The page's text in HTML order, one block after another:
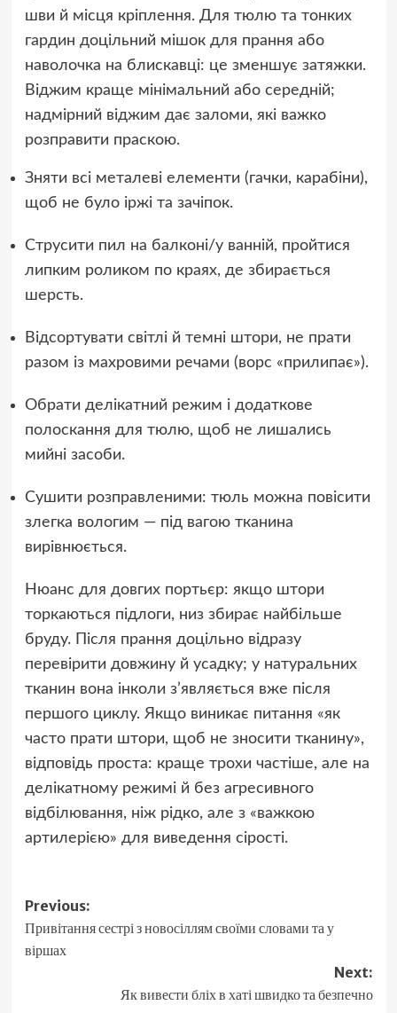
шви й місця кріплення. Для тюлю та тонких
гардин доцільний мішок для прання або
наволочка на блискавці: це зменшує затяжки.
Віджим краще мінімальний або середній;
надмірний віджим дає заломи, які важко
розправити праскою.
Зняти всі металеві елементи (гачки, карабіни),
щоб не було іржі та зачіпок.
Струсити пил на балконі/у ванній, пройтися
липким роликом по краях, де збирається
шерсть.
Відсортувати світлі й темні штори, не прати
разом із махровими речами (ворс «прилипає»).
Обрати делікатний режим і додаткове
полоскання для тюлю, щоб не лишались
мийні засоби.
Сушити розправленими: тюль можна повісити
злегка вологим — під вагою тканина
вирівнюється.
Нюанс для довгих портьєр: якщо штори
торкаються підлоги, низ збирає найбільше
бруду. Після прання доцільно відразу
перевірити довжину й усадку; у натуральних
тканин вона інколи з’являється вже після
першого циклу. Якщо виникає питання «як
часто прати штори, щоб не зносити тканину»,
відповідь проста: краще трохи частіше, але на
делікатному режимі й без агресивного
відбілювання, ніж рідко, але з «важкою
артилерією» для виведення сірості.
Post
navigation
Previous:
Привітання сестрі з новосіллям своїми словами та у
віршах
Next:
Як вивести бліх в хаті швидко та безпечно